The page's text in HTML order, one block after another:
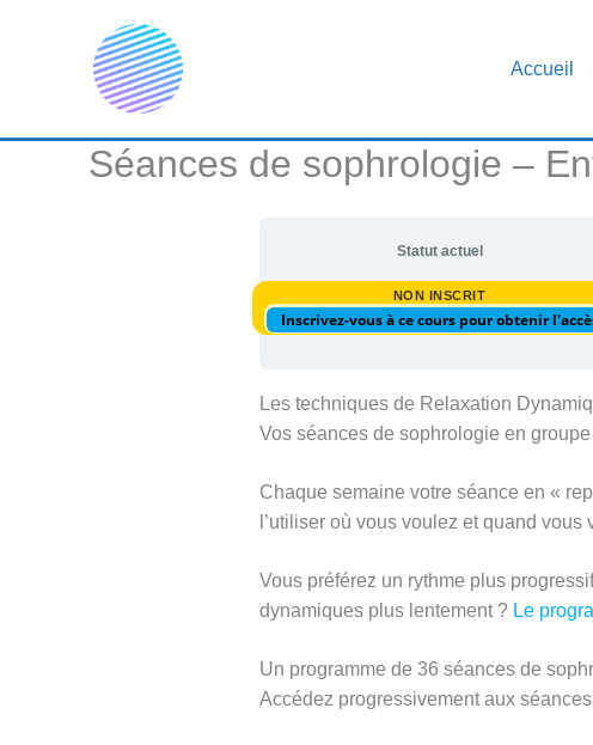
Accueil
Séances de sophrologie –
Statut actuel
NON INSCRIT
Inscrivez-vous à ce cours pour obtenir
Les techniques de Relaxation
Vos séances de sophrologie en
Chaque semaine votre séance en «
l’utiliser où vous voulez et quand
Vous préférez un rythme plus
dynamiques plus lentement ? Le
Un programme de 36 séances de
Accédez progressivement aux